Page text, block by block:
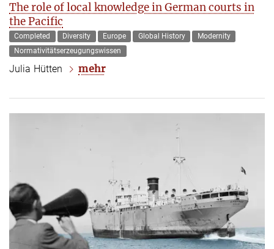
The role of local knowledge in German courts in
the Pacific
Completed Diversity Europe Global History
Modernity
Normativitätserzeugungswissen
Julia Hütten mehr